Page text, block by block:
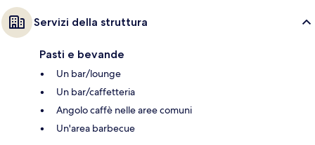
Servizi della struttura
Pasti e bevande
Un bar/lounge
Un bar/caffetteria
Angolo caffè nelle aree comuni
Un'area barbecue